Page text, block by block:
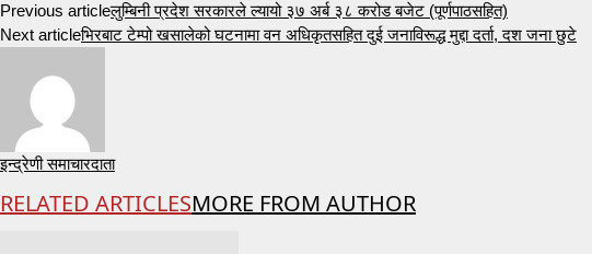
Previous articleलुम्बिनी प्रदेश सरकारले ल्यायो ३७ अर्ब ३८ करोड बजेट (पूर्णपाठसहित)
Next articleभिरबाट टेम्पो खसालेको घटनामा वन अधिकृतसहित दुई जनाविरूद्ध मुद्दा दर्ता, दश जना छुटे
इन्द्रेणी समाचारदाता
RELATED ARTICLESMORE FROM AUTHOR